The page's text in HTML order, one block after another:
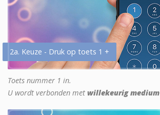
2a. Keuze - Druk op toets 1 +
Toets nummer 1 in.
U wordt verbonden met willekeurig medium